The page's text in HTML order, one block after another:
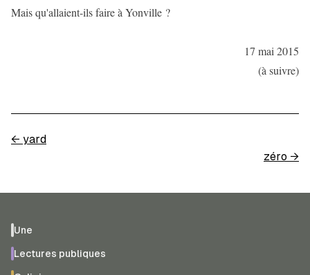
Mais qu'allaient-ils faire à Yonville ?
17 mai 2015
(à suivre)
← yard
zéro →
Une
Lectures publiques